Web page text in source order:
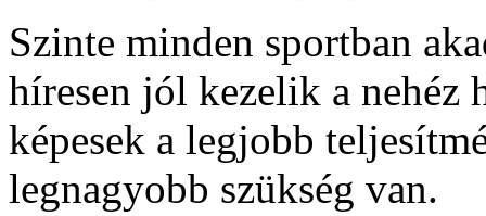
Szinte minden sportban
híresen jól kezelik a nehéz
képesek a legjobb
legnagyobb szükség van.